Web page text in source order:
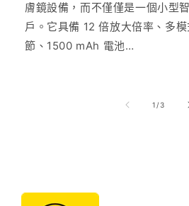
膚鏡設備，而不僅僅是一個小型
戶。它具備 12 倍放大倍率、多
節、1500 mAh 電池…
1 //3